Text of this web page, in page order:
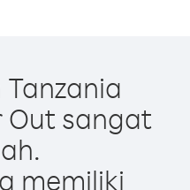
Out sangat
memiliki